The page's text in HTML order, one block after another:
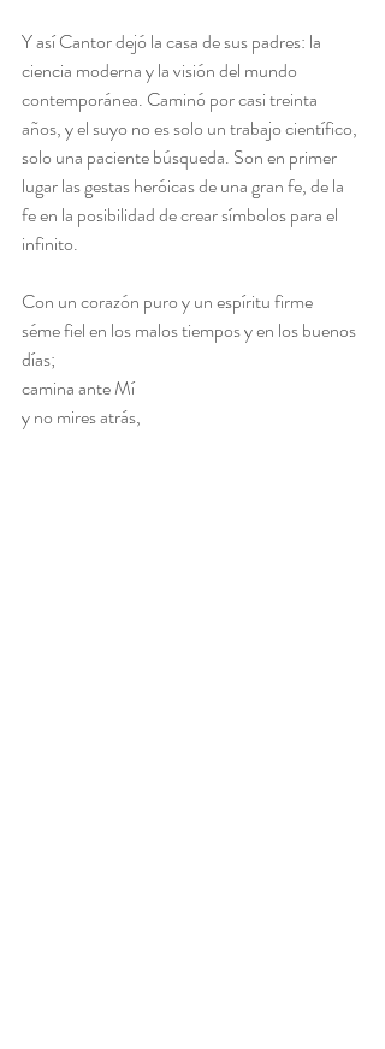
Y así Cantor dejó la casa de sus padres: la
ciencia moderna y la visión del mundo
contemporánea. Caminó por casi treinta
años, y el suyo no es solo un trabajo científico,
solo una paciente búsqueda. Son en primer
lugar las gestas heróicas de una gran fe, de la
fe en la posibilidad de crear símbolos para el
infinito.
Con un corazón puro y un espíritu firme
séme fiel en los malos tiempos y en los buenos
días;
camina ante Mí
y no mires atrás,